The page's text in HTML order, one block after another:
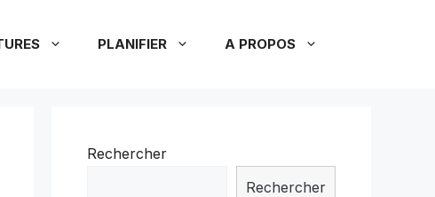
PLANIFIER A PROPOS
Rechercher
Rechercher